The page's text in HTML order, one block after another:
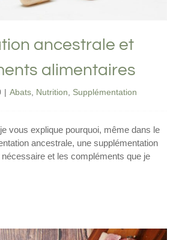
ancestrale et
alimentaires
| Abats Nutrition Supplémentation
vous explique pourquoi, même dans le
ancestrale, une supplémentation
et les compléments que je